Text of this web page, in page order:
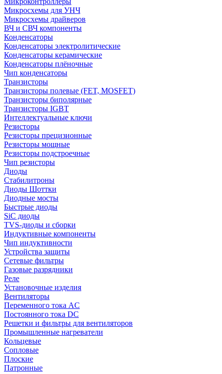
Микросхемы для УНЧ
Микросхемы драйверов
ВЧ и СВЧ компоненты
Конденсаторы
Конденсаторы электролитические
Конденсаторы керамические
Конденсаторы плёночные
Чип конденсаторы
Транзисторы
Транзисторы полевые (FET, MOSFET)
Транзисторы биполярные
Транзисторы IGBT
Интеллектуальные ключи
Резисторы
Резисторы прецизионные
Резисторы мощные
Резисторы подстроечные
Чип резисторы
Диоды
Стабилитроны
Диоды Шоттки
Диодные мосты
Быстрые диоды
SiC диоды
TVS-диоды и сборки
Индуктивные компоненты
Чип индуктивности
Устройства защиты
Сетевые фильтры
Газовые разрядники
Реле
Установочные изделия
Вентиляторы
Переменного тока AC
Постоянного тока DC
Решетки и фильтры для вентиляторов
Промышленные нагреватели
Кольцевые
Сопловые
Плоские
Патронные